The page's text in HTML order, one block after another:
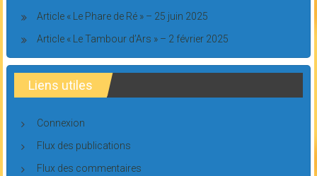
Article « Le Phare de Ré » – 25 juin 2025
Article « Le Tambour d’Ars » – 2 février 2025
Liens utiles
Connexion
Flux des publications
Flux des commentaires